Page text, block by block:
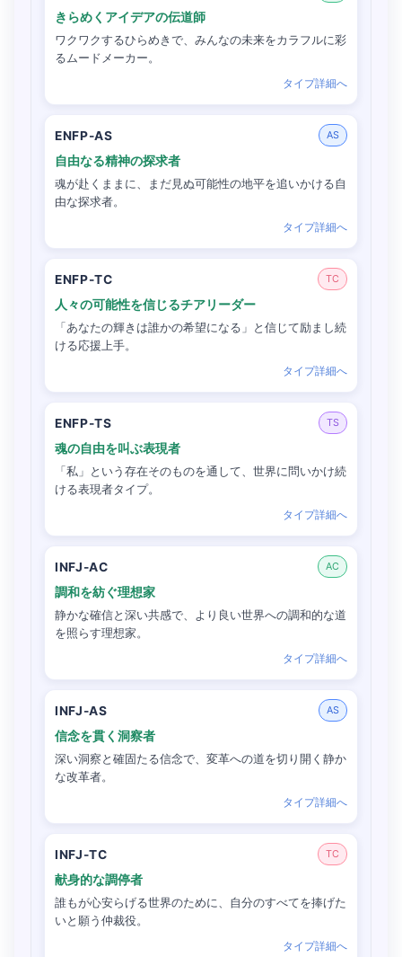
きらめくアイデアの伝道師
ワクワクするひらめきで、みんなの未来をカラフルに彩
るムードメーカー。
タイプ詳細へ
ENFP-AS AS
自由なる精神の探求者
魂が赴くままに、まだ見ぬ可能性の地平を追いかける自
由な探求者。
タイプ詳細へ
ENFP-TC TC
人々の可能性を信じるチアリーダー
「あなたの輝きは誰かの希望になる」と信じて励まし続
ける応援上手。
タイプ詳細へ
ENFP-TS TS
魂の自由を叫ぶ表現者
「私」という存在そのものを通して、世界に問いかけ続
ける表現者タイプ。
タイプ詳細へ
INFJ-AC AC
調和を紡ぐ理想家
静かな確信と深い共感で、より良い世界への調和的な道
を照らす理想家。
タイプ詳細へ
INFJ-AS AS
信念を貫く洞察者
深い洞察と確固たる信念で、変革への道を切り開く静か
な改革者。
タイプ詳細へ
INFJ-TC TC
献身的な調停者
誰もが心安らげる世界のために、自分のすべてを捧げた
いと願う仲裁役。
タイプ詳細へ